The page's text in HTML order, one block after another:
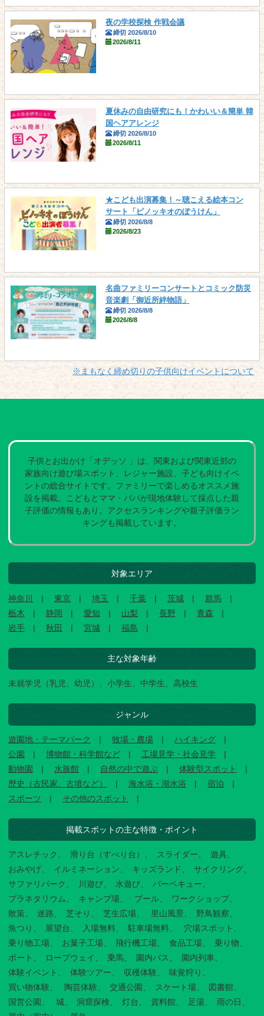
夜の学校探検 作戦会議
締切 2026/8/10
2026/8/11
夏休みの自由研究にも！かわいい＆簡単 韓
国ヘアアレンジ
締切 2026/8/10
2026/8/11
★こども出演募集！～聴こえる絵本コン
サート「ピノッキオのぼうけん」
締切 2026/8/8
2026/8/23
名曲ファミリーコンサートとコミック防災
音楽劇「御近所絆物語」
締切 2026/8/8
2026/8/8
※まもなく締め切りの子供向けイベントについて
子供とお出かけ「オデッソ 」は、関東および関東近郊の
家族向け遊び場スポット、レジャー施設、子ども向けイベ
ントの総合サイトです。ファミリーで楽しめるオススメ施
設を掲載。こどもとママ・パパが現地体験して採点した親
子評価の情報もあり。アクセスランキングや親子評価ラン
キングも掲載しています。
対象エリア
神奈川 東京 埼玉 千葉 茨城
群馬
栃木
静岡 愛知 山梨 長野
青森
岩手
秋田 宮城 福島
主な対象年齢
未就学児（乳児、幼児）、小学生、中学生、高校生
ジャンル
遊園地・テーマパーク 牧場・農場
ハイキング
公園
博物館・科学館など
工場見学・社会見学
動物園
水族館 自然の中で遊ぶ
体験型スポット
歴史（古民家、古墳など）
海水浴・湖水浴
宿泊
スポーツ
その他のスポット
掲載スポットの主な特徴・ポイント
アスレチック 滑り台（すべり台） スライダー
遊具
おみやげ
イルミネーション キッズランド
サイクリング
サファリパーク
川遊び 水遊び
バーベキュー
プラネタリウム
キャンプ場 プール
ワークショップ
散策
迷路 芝そり 芝生広場 里山風景
野鳥観察
魚つり
展望台 入場無料 駐車場無料
穴場スポット
乗り物工場
お菓子工場 飛行機工場 食品工場
乗り物
ボート
ロープウェイ 乗馬 園内バス
園内列車
体験イベント
体験ツアー 収穫体験
味覚狩り
買い物体験
陶芸体験 交通公園 スケート場
図書館
国営公園
城 洞窟探検 灯台 資料館 足湯
雨の日